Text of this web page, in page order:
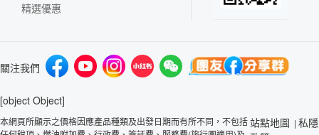
精選優惠
關注我們
[object Object]
本網頁所顯示之價格因應產品種類及出發日期而有所不同，不包括站點地圖 | 私隱